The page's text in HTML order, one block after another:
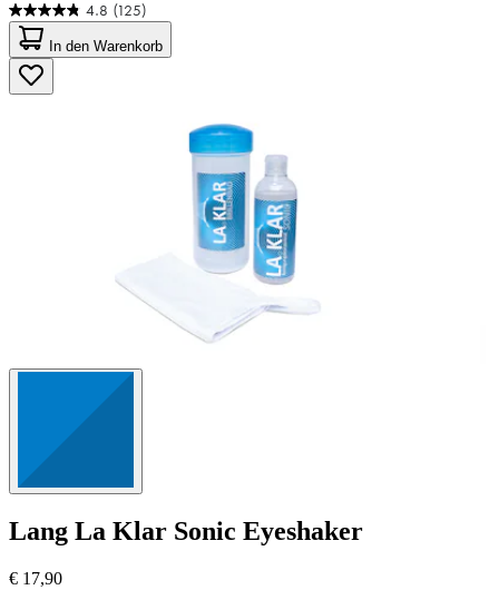
4.8 (125)
4.8
von
5
Sternen.
125
In den Warenkorb
Lang La Klar Sonic Eyeshaker
€ 17,90